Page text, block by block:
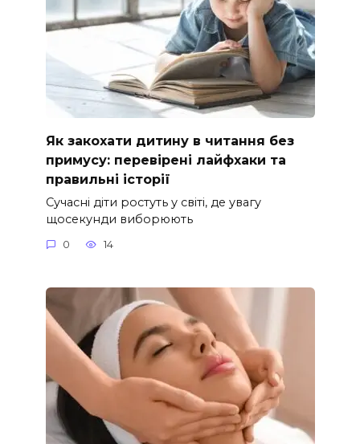
Як закохати дитину в читання без
примусу: перевірені лайфхаки та
правильні історії
Сучасні діти ростуть у світі, де увагу
щосекунди виборюють
0 14